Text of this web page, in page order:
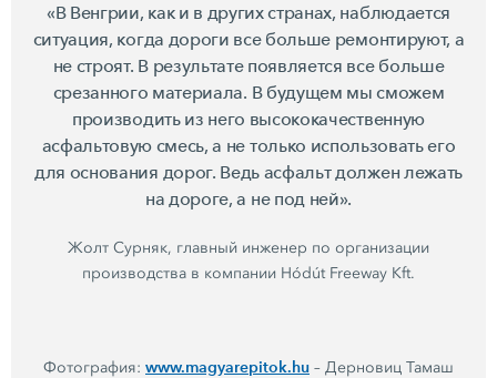
«В Венгрии, как и в других странах, наблюдается
ситуация, когда дороги все больше ремонтируют, а
не строят. В результате появляется все больше
срезанного материала. В будущем мы сможем
производить из него высококачественную
асфальтовую смесь, а не только использовать его
для основания дорог. Ведь асфальт должен лежать
на дороге, а не под ней».
Жолт Сурняк, главный инженер по организации
производства в компании Hódút Freeway Kft.
Фотография: www.magyarepitok.hu – Дерновиц Тамаш